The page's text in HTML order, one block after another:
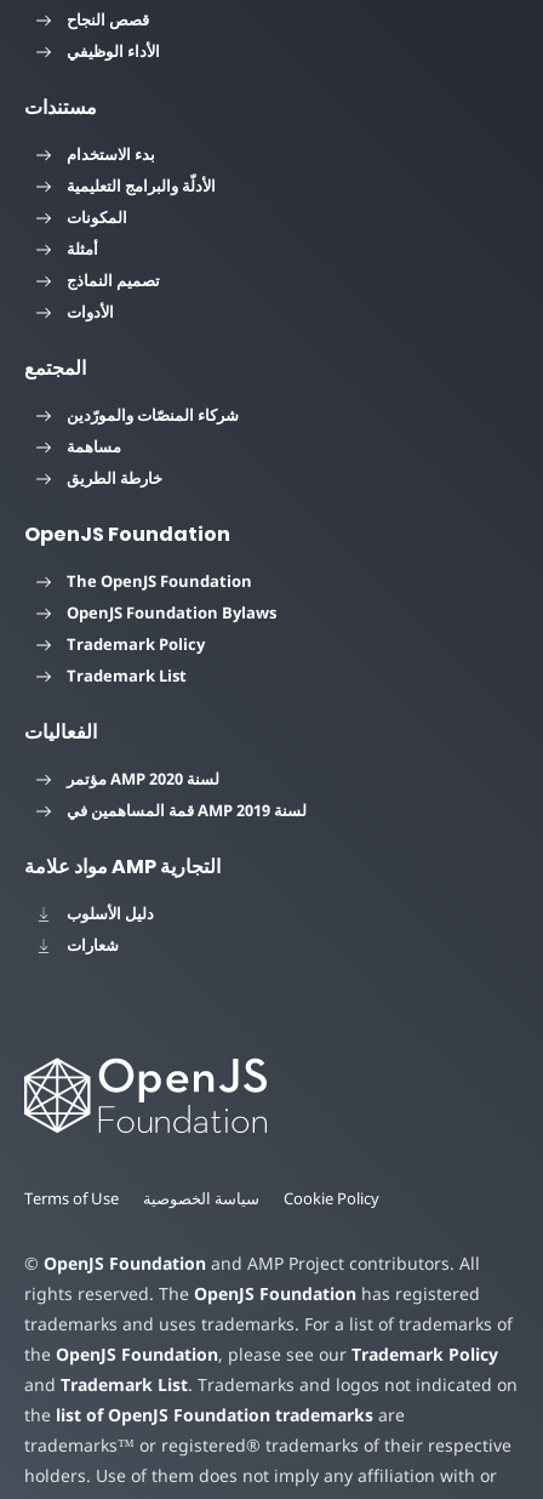
قصص النجاح
الأداء الوظيفي
مستندات
بدء الاستخدام
الأدلّة والبرامج التعليمية
المكونات
أمثلة
تصميم النماذج
الأدوات
المجتمع
شركاء المنصّات والمورّدين
مساهمة
خارطة الطريق
OpenJS Foundation
The OpenJS Foundation
OpenJS Foundation Bylaws
Trademark Policy
Trademark List
الفعاليات
مؤتمر AMP لسنة 2020
قمة المساهمين في AMP لسنة 2019
مواد علامة AMP التجارية
دليل الأسلوب
شعارات
Terms of Use سياسة الخصوصية Cookie Policy
© OpenJS Foundation and AMP Project contributors. All
rights reserved. The OpenJS Foundation has registered
trademarks and uses trademarks. For a list of trademarks of
the OpenJS Foundation, please see our Trademark Policy
and Trademark List. Trademarks and logos not indicated on
the list of OpenJS Foundation trademarks are
trademarks™ or registered® trademarks of their respective
holders. Use of them does not imply any affiliation with or